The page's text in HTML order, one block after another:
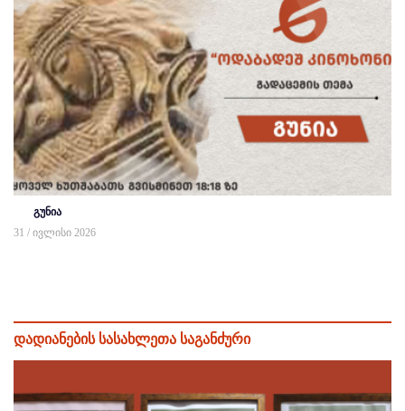
გუნია
31 / ივლისი 2026
დადიანების სასახლეთა საგანძური